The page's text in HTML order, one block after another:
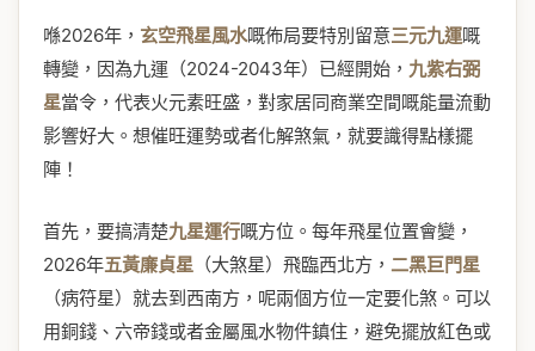
喺2026年， 玄空飛星風水嘅佈局要特別留意三元九運嘅
轉變，因為九運（2024-2043年）已經開始， 九紫右弼
星當令，代表火元素旺盛，對家居同商業空間嘅能量流動
影響好大。想催旺運勢或者化解煞氣，就要識得點樣擺
陣！
首先，要搞清楚九星運行嘅方位。每年飛星位置會變，
2026年五黃廉貞星 （大煞星）飛臨西北方， 二黑巨門星
（病符星）就去到西南方，呢兩個方位一定要化煞。可以
用銅錢、六帝錢或者金屬風水物件鎮住，避免擺放紅色或